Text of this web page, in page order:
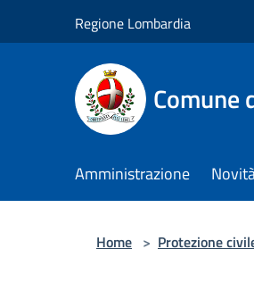
Regione Lombardia
Comune
Amministrazione
Home > Protezione